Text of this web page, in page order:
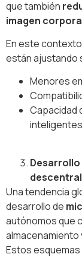
que también
imagen
En este
están ajustando
Menores
Capacidad
Una tendencia
desarrollo de
autónomos que
Estos